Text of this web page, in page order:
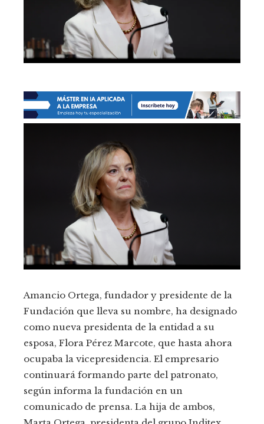
Amancio Ortega, fundador y presidente de la
Fundación que lleva su nombre, ha designado
como nueva presidenta de la entidad a su
esposa, Flora Pérez Marcote, que hasta ahora
ocupaba la vicepresidencia. El empresario
continuará formando parte del patronato,
según informa la fundación en un
comunicado de prensa. La hija de ambos,